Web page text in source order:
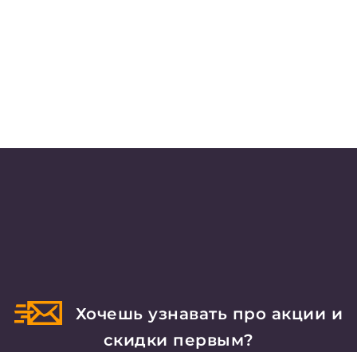
Хочешь узнавать про акции и
скидки первым?